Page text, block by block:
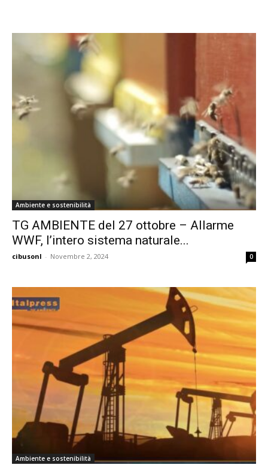
Ambiente e sostenibilità
TG AMBIENTE del 27 ottobre – Allarme
WWF, l’intero sistema naturale...
cibusonl - Novembre 2, 2024 0
Ambiente e sostenibilità